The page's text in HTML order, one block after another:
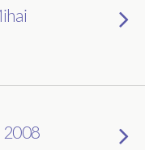
2008